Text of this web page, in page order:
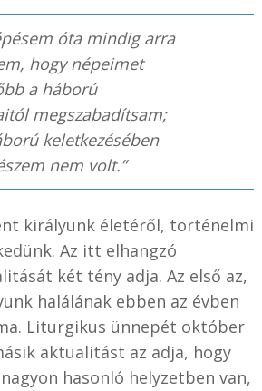
óta mindig arra
hogy népeimet
a háború
megszabadítsam;
keletkezésében
nem volt.”
királyunk életéről, történelmi
Az itt elhangzó
két tény adja. Az első az,
halálának ebben az évben
Liturgikus ünnepét október
aktualitást az adja, hogy
hasonló helyzetben van,